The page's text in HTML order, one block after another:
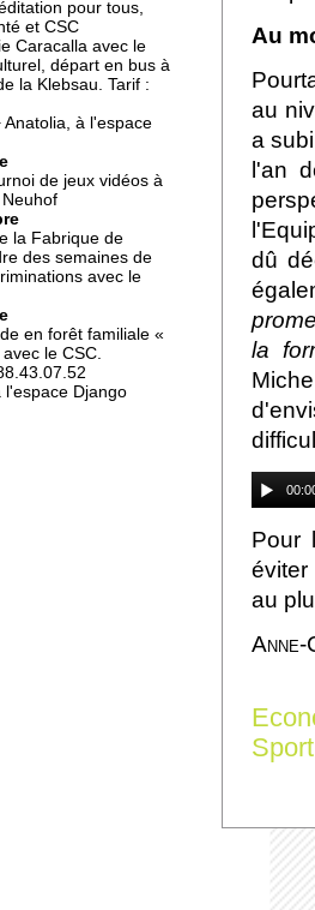
du
au
: première !
pour tous,
et CSC
Caracalla avec le
départ en bus à
la Klebsau. Tarif :
Anatolia, à l'espace
de jeux vidéos à
la Fabrique de
des semaines de
avec le
en forêt familiale «
le CSC.
l'espace Django
Au
au
a
l'an
dû
la
Pour
éviter
au
Sport